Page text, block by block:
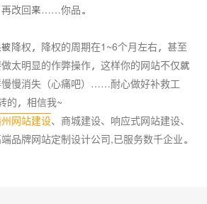
改回来……你品。
降权，降权的周期在1~6个月左右，甚至
太明显的作弊操作，这样你的网站不仅就
慢慢消失（心痛吧）……耐心做好补救工
的，相信我~
网站建设、商城建设、响应式网站建设、
品牌网站定制设计公司,已服务数千企业。